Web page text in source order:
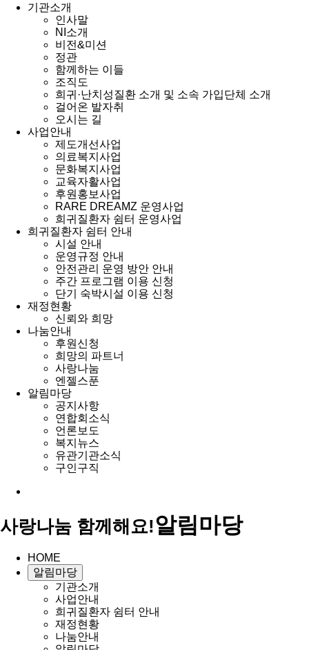
기관소개
인사말
NI소개
비전&미션
정관
함께하는 이들
조직도
희귀·난치성질환 소개 및 소속 가입단체 소개
걸어온 발자취
오시는 길
사업안내
제도개선사업
의료복지사업
문화복지사업
교육자활사업
후원홍보사업
RARE DREAMZ 운영사업
희귀질환자 쉼터 운영사업
희귀질환자 쉼터 안내
시설 안내
운영규정 안내
안전관리 운영 방안 안내
주간 프로그램 이용 신청
단기 숙박시설 이용 신청
재정현황
신뢰와 희망
나눔안내
후원신청
희망의 파트너
사랑나눔
엔젤스푼
알림마당
공지사항
연합회소식
언론보도
복지뉴스
유관기관소식
구인구직
사랑나눔 함께해요!알림마당
HOME
알림마당
기관소개
사업안내
희귀질환자 쉼터 안내
재정현황
나눔안내